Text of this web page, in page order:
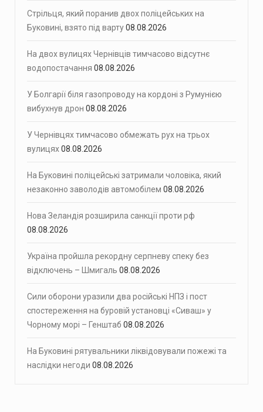
Стрільця, який поранив двох поліцейських на
Буковині, взято під варту08.08.2026
На двох вулицях Чернівців тимчасово відсутнє
водопостачання 08.08.2026
У Болгарії біля газопроводу на кордоні з Румунією
вибухнув дрон 08.08.2026
У Чернівцях тимчасово обмежать рух на трьох
вулицях08.08.2026
На Буковині поліцейські затримали чоловіка, який
незаконно заволодів автомобілем 08.08.2026
Нова Зеландія розширила санкції проти рф
08.08.2026
Україна пройшла рекордну серпневу спеку без
відключень – Шмигаль 08.08.2026
Сили оборони уразили два російські НПЗ і пост
спостереження на буровій установці «Сиваш» у
Чорному морі – Генштаб 08.08.2026
На Буковині рятувальники ліквідовували пожежі та
наслідки негоди 08.08.2026